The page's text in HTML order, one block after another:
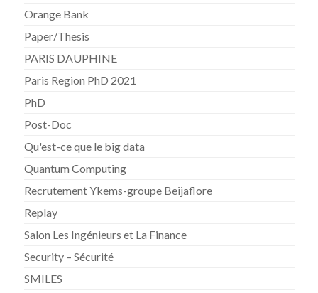
Orange Bank
Paper/Thesis
PARIS DAUPHINE
Paris Region PhD 2021
PhD
Post-Doc
Qu'est-ce que le big data
Quantum Computing
Recrutement Ykems-groupe Beijaflore
Replay
Salon Les Ingénieurs et La Finance
Security – Sécurité
SMILES